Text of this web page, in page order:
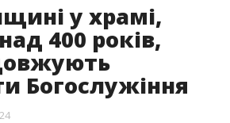
у храмі,
400 років,
Богослужіння